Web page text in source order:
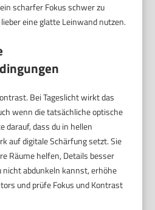
scharfer Fokus schwer zu
eine glatte Leinwand nutzen.
Bei Tageslicht wirkt das
wenn die tatsächliche optische
darauf, dass du in hellen
auf digitale Schärfung setzt. Sie
Räume helfen, Details besser
abdunkeln kannst, erhöhe
und prüfe Fokus und Kontrast